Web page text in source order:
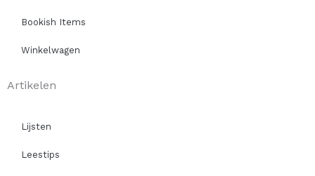
Bookish Items
Winkelwagen
Artikelen
Lijsten
Leestips